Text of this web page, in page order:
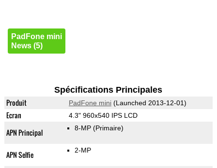
PadFone mini
News (5)
Spécifications Principales
Produit PadFone mini(Launched 2013-12-01)
Ecran 4.3" 960x540 IPS LCD
APN Principal 8-MP (Primaire)
APN Selfie 2-MP